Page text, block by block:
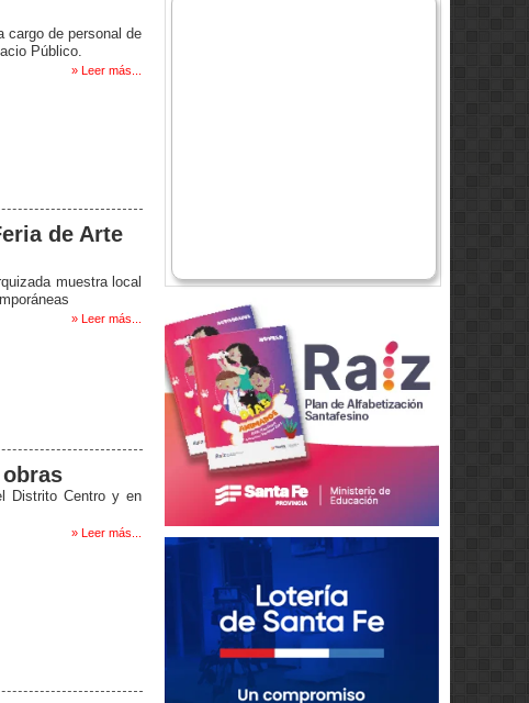
cargo de personal de
Público.
» Leer más...
de Arte
muestra local
» Leer más...
Distrito Centro y en
» Leer más...